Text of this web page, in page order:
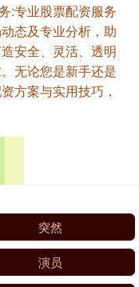
:专业股票配资服务
态及专业分析，助
安全、灵活、透明
无论您是新手还是
方案与实用技巧，
突然
演员